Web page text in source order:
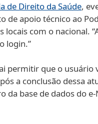
de Direito da Saúde,
de apoio técnico ao
com o nacional.
login.”
permitir que o usuário
a conclusão dessa
base de dados do